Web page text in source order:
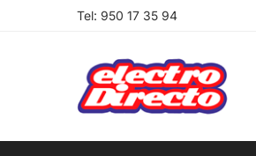
Tel: 950 17 35 94